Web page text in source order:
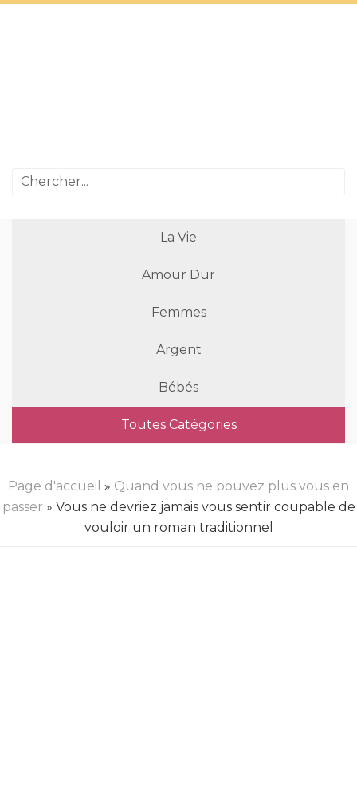
La Vie
Amour Dur
Femmes
Argent
Bébés
Toutes Catégories
Page d'accueil » Quand vous ne pouvez plus vous en
passer » Vous ne devriez jamais vous sentir coupable de
vouloir un roman traditionnel